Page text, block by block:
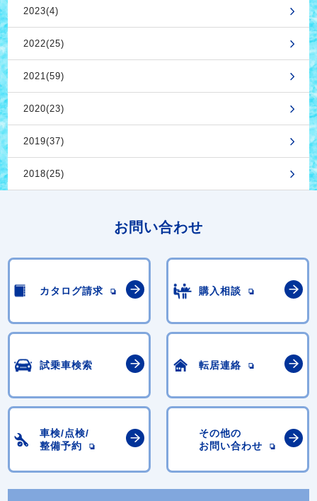
2023(4)
2022(25)
2021(59)
2020(23)
2019(37)
2018(25)
お問い合わせ
カタログ請求 購入相談
試乗車検索 転居連絡
車検/点検/
整備予約
その他の
お問い合わせ